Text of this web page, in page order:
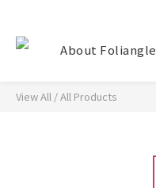
About Foliangle
View All /All Products